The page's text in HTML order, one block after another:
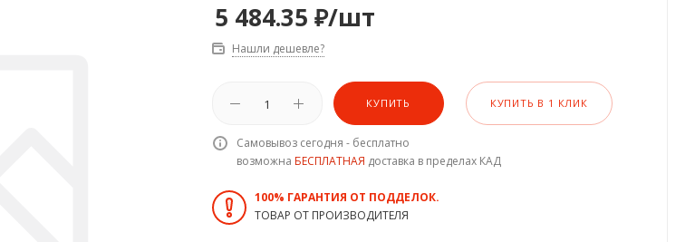
5 484.35 ₽/шт
Нашли дешевле?
КУПИТЬ КУПИТЬ В 1 КЛИК
Самовывоз сегодня - бесплатно
возможна БЕСПЛАТНАЯ доставка в пределах КАД
100% ГАРАНТИЯ ОТ ПОДДЕЛОК.
ТОВАР ОТ ПРОИЗВОДИТЕЛЯ